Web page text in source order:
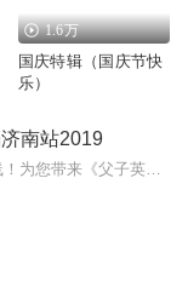
1.6万
国庆特辑（国庆节快
乐）
南站2019